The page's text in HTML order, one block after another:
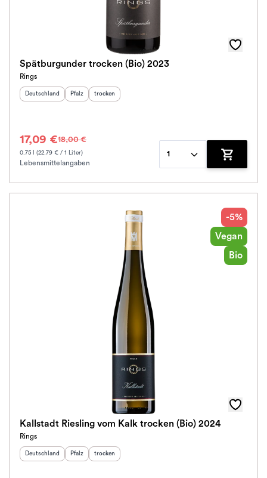
Spätburgunder trocken (Bio) 2023
Rings
Herkunftsland
Deutschland Herkunftsregion
Pfalz Geschmack
trocken
17,09 €18,00 €
0.75 l (22.79 € / 1 Liter)
Lebensmittelangaben
1
Zum
-5%
Vegan
Bio
Kallstadt Riesling vom Kalk trocken (Bio) 2024
Rings
Herkunftsland
Deutschland Herkunftsregion
Pfalz Geschmack
trocken